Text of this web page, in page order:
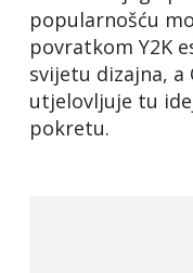
popularnošću
povratkom Y2K
svijetu dizajna, a
utjelovljuje tu
pokretu.